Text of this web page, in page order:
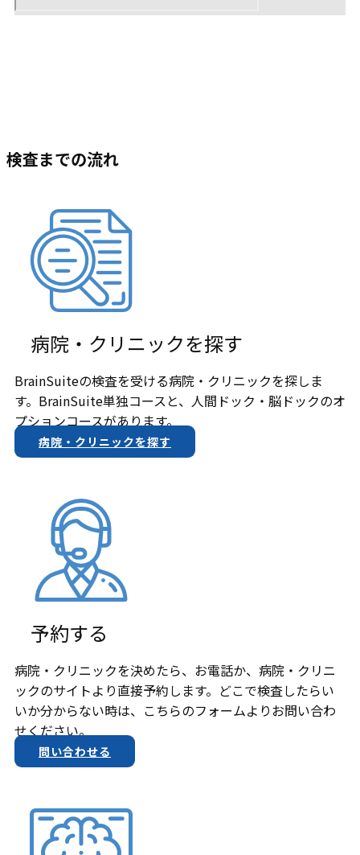
検査までの流れ
病院・クリニックを探す
BrainSuiteの検査を受ける病院・クリニックを探しま
す。BrainSuite単独コースと、人間ドック・脳ドックのオ
プションコースがあります。
病院・クリニックを探す
予約する
病院・クリニックを決めたら、お電話か、​病院・クリニ
ックのサイトより直接予約します。どこで検査したらい
いか分からない時は、こちらのフォームよりお問い合わ
せください。
問い合わせる